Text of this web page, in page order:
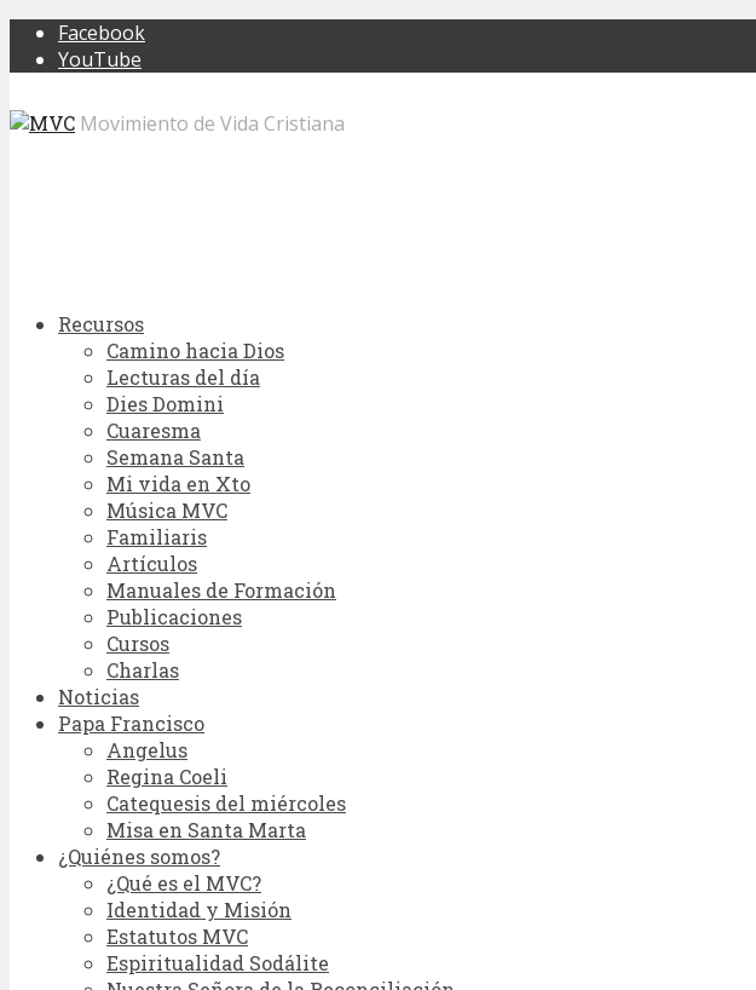
Facebook
YouTube
Movimiento de Vida Cristiana
Recursos
Camino hacia Dios
Lecturas del día
Dies Domini
Cuaresma
Semana Santa
Mi vida en Xto
Música MVC
Familiaris
Artículos
Manuales de Formación
Publicaciones
Cursos
Charlas
Noticias
Papa Francisco
Angelus
Regina Coeli
Catequesis del miércoles
Misa en Santa Marta
¿Quiénes somos?
¿Qué es el MVC?
Identidad y Misión
Estatutos MVC
Espiritualidad Sodálite